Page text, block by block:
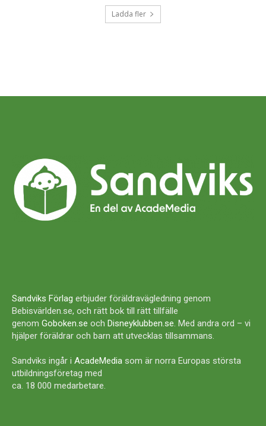
Ladda fler
Sandviks Förlag erbjuder föräldravägledning genom
Bebisvärlden.se, och rätt bok till rätt tillfälle
genom Goboken.se och Disneyklubben.se. Med andra ord – vi
hjälper föräldrar och barn att utvecklas tillsammans.
Sandviks ingår i AcadeMedia som är norra Europas största
utbildningsföretag med
ca. 18 000 medarbetare.